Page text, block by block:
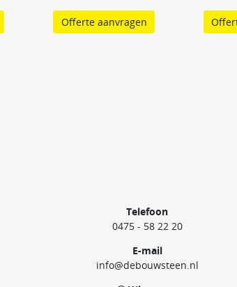
Offerte aanvragen
Telefoon
0475 - 58 22 20
E-mail
info@debouwsteen.nl